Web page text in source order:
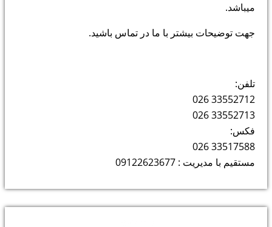
میباشد.
جهت توضیحات بیشتر با ما در تماس باشید.
تلفن:
33552712 026
33552713 026
فکس:
33517588 026
مستقیم با مدیریت : 09122623677